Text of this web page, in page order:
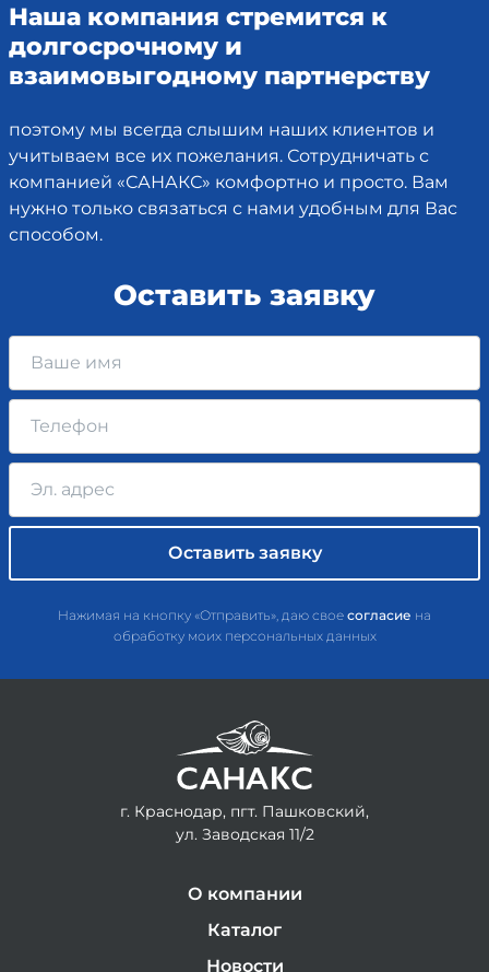
Наша компания стремится к
долгосрочному и
взаимовыгодному партнерству
поэтому мы всегда слышим наших клиентов и
учитываем все их пожелания. Сотрудничать с
компанией «САНАКС» комфортно и просто. Вам
нужно только связаться с нами удобным для Вас
способом.
Оставить заявку
Нажимая на кнопку «Отправить», даю свое согласие на
обработку моих персональных данных
г. Краснодар, пгт. Пашковский,
ул. Заводская 11/2
О компании
Каталог
Новости